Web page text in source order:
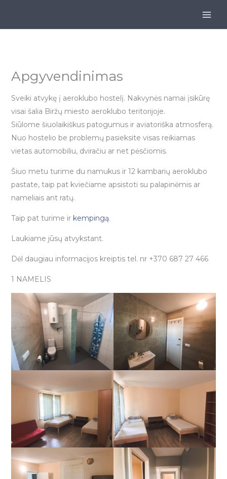
turinio
Apgyvendinimas
Sveiki atvykę į aeroklubo hostelį. Nakvynės namai įsikūrę
visai šalia Biržų miesto aeroklubo teritorijoje.
Siūlome šiuolaikiškus patogumus ir aviatoriška atmosferą.
Nuo hostelio be problemų pasieksite visas reikiamas
vietas automobiliu, dviračiu ar net pėsčiomis.
Šiuo metu turime du namukus ir 12 kambarių aeroklubo
pastate, taip pat kviečiame apsistoti su palapinėmis ar
nameliais ant ratų.
Taip pat turime ir kempingą.
Laukiame jūsų atvykstant.
Dėl daugiau informacijos kreiptis tel. nr +370 687 27 466
1 NAMELIS